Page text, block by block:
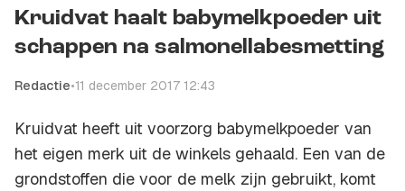
Kopieer link
Kruidvat haalt babymelkpoeder uit
schappen na salmonellabesmetting
Redactie•11 december 2017 12:43
Kruidvat heeft uit voorzorg babymelkpoeder van
het eigen merk uit de winkels gehaald. Een van de
grondstoffen die voor de melk zijn gebruikt, komt